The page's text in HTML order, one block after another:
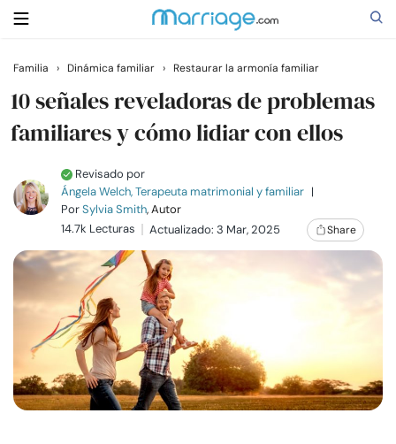
Buscar
Relaciones
Familia
Ayuda
Cursos
Recursos
Familia › Dinámica familiar › Restaurar la armonía familiar
10 señales reveladoras de problemas
familiares y cómo lidiar con ellos
Revisado por
Ángela Welch, Terapeuta matrimonial y familiar |
PorSylvia Smith, Autor
14.7k Lecturas
Actualizado: 3 Mar, 2025 Share